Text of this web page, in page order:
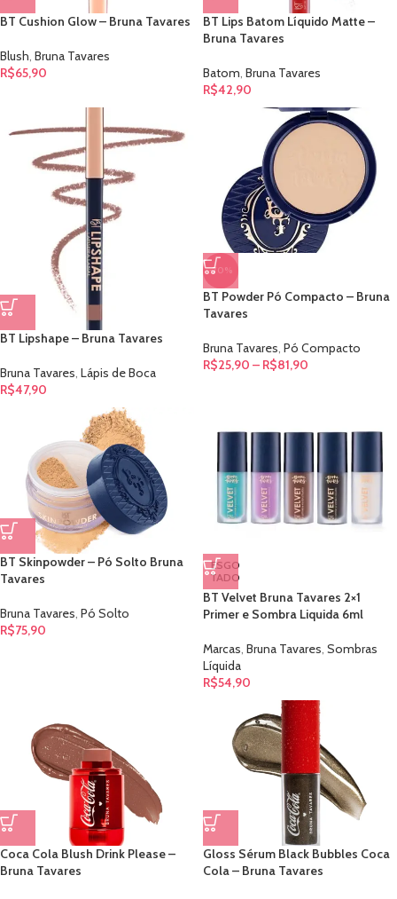
BT Cushion Glow – Bruna Tavares
Blush, Bruna Tavares
R$65,90
BT Lips Batom Líquido Matte –
Bruna Tavares
Batom, Bruna Tavares
R$42,90
BT Lipshape – Bruna Tavares
Bruna Tavares, Lápis de Boca
R$47,90
-70%
BT Powder Pó Compacto – Bruna
Tavares
Bruna Tavares, Pó Compacto
R$25,90 – R$81,90
BT Skinpowder – Pó Solto Bruna
Tavares
Bruna Tavares, Pó Solto
R$75,90
ESGO
TADO
BT Velvet Bruna Tavares 2×1
Primer e Sombra Liquida 6ml
Marcas, Bruna Tavares, Sombras
Líquida
R$54,90
Coca Cola Blush Drink Please –
Bruna Tavares
Gloss Sérum Black Bubbles Coca
Cola – Bruna Tavares